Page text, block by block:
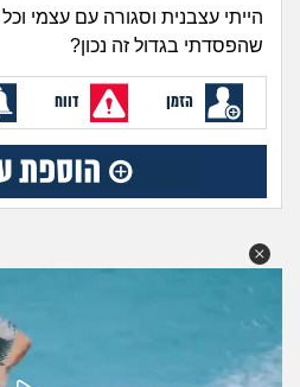
הייתי עצבנית וסגורה עם עצמי
שהפסדתי בגדול זה נכון?
הזמן דווח